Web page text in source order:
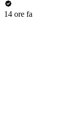
14 ore fa